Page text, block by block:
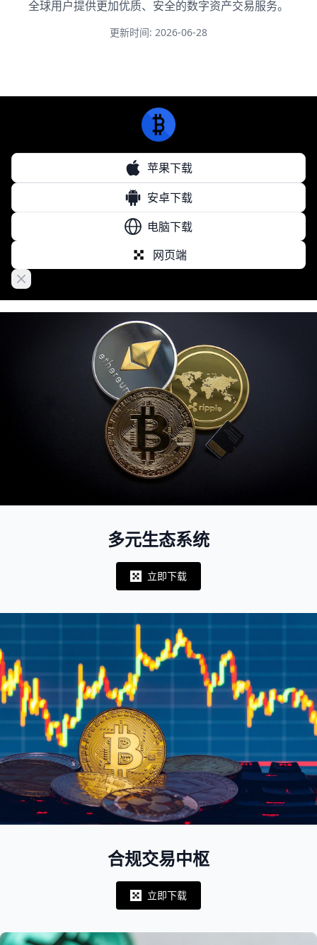
全球用户提供更加优质、安全的数字资产交易服务。
更新时间: 2026-06-28
苹果下载
安卓下载
电脑下载
网页端
Close banner
多元生态系统
Notifications
立即下载
合规交易中枢
Notifications
立即下载